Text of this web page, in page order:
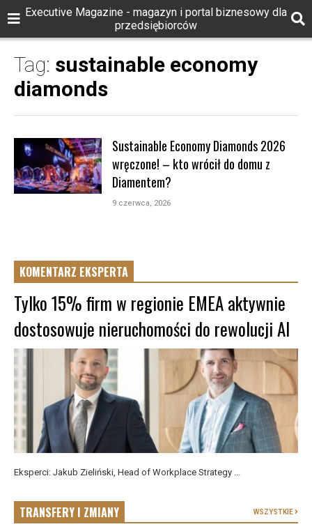
Executive Magazine - magazyn i portal biznesowy dla
przedsiębiorców
Tag: sustainable economy
diamonds
Sustainable Economy Diamonds 2026
wręczone! – kto wrócił do domu z
Diamentem?
9 czerwca, 2026
KOMENTARZ EKSPERTA
Tylko 15% firm w regionie EMEA aktywnie
dostosowuje nieruchomości do rewolucji AI
Eksperci: Jakub Zieliński, Head of Workplace Strategy ...
TRANSFERY I ZMIANY WSZYSTKIE